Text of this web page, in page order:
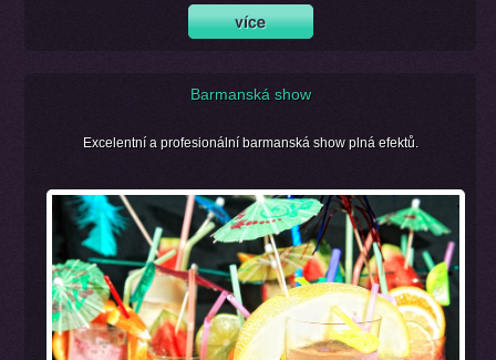
Barmanská show
Excelentní a profesionální barmanská show plná efektů.